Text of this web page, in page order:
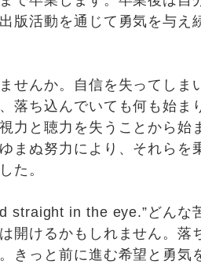
版活動を通じて勇気を与え
せんか。自信を失ってしま
落ち込んでいても何も始ま
力と聴力を失うことから始
まぬ努力により、それらを
た。
in the eye.”どんな
開けるかもしれません。落
きっと前に進む希望と勇気